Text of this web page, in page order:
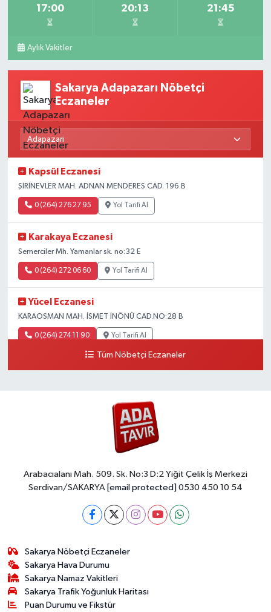
17:00 20:13 21:45
Aylık Vakitler
Sakarya Adapazarı Nöbetçi
Eczaneler
Kapsül Eczanesi
ŞİRİNEVLER MAH. ADNAN MENDERES CAD. 196.B
0 (264) 276 27 95 Yol Tarifi Al
Karakaya Eczanesi
Semerciler Mh. Yamanlar sk. no:32 E
0 (264) 272 06 60 Yol Tarifi Al
Yücel Eczanesi
KARAOSMAN MAH. İSMET İNÖNÜ CAD.NO:28 B
0 (264) 274 11 90 Yol Tarifi Al
Tüm Nöbetçi Eczaneler
Arabacıalanı Mah. 509. Sk. No:3 D:2 Yiğit Çelik İş Merkezi
Serdivan/SAKARYA [email protected] 0530 450 10 54
Sakarya Nöbetçi Eczaneler
Sakarya Hava Durumu
Sakarya Namaz Vakitleri
Sakarya Trafik Yoğunluk Haritası
Puan Durumu ve Fikstür